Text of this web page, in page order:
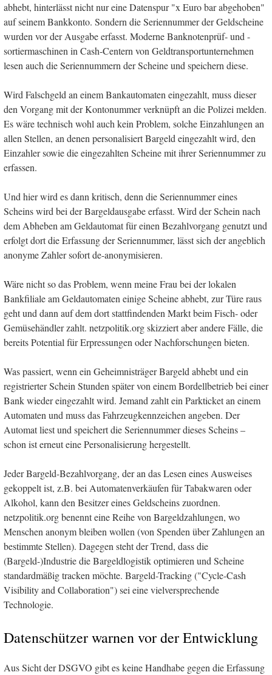
abhebt, hinterlässt nicht nur eine Datenspur "x Euro bar abgehoben"
auf seinem Bankkonto. Sondern die Seriennummer der Geldscheine
wurden vor der Ausgabe erfasst. Moderne Banknotenprüf- und -
sortiermaschinen in Cash-Centern von Geldtransportunternehmen
lesen auch die Seriennummern der Scheine und speichern diese.
Wird Falschgeld an einem Bankautomaten eingezahlt, muss dieser
den Vorgang mit der Kontonummer verknüpft an die Polizei melden.
Es wäre technisch wohl auch kein Problem, solche Einzahlungen an
allen Stellen, an denen personalisiert Bargeld eingezahlt wird, den
Einzahler sowie die eingezahlten Scheine mit ihrer Seriennummer zu
erfassen.
Und hier wird es dann kritisch, denn die Seriennummer eines
Scheins wird bei der Bargeldausgabe erfasst. Wird der Schein nach
dem Abheben am Geldautomat für einen Bezahlvorgang genutzt und
erfolgt dort die Erfassung der Seriennummer, lässt sich der angeblich
anonyme Zahler sofort de-anonymisieren.
Wäre nicht so das Problem, wenn meine Frau bei der lokalen
Bankfiliale am Geldautomaten einige Scheine abhebt, zur Türe raus
geht und dann auf dem dort stattfindenden Markt beim Fisch- oder
Gemüsehändler zahlt. netzpolitik.org skizziert aber andere Fälle, die
bereits Potential für Erpressungen oder Nachforschungen bieten.
Was passiert, wenn ein Geheimnisträger Bargeld abhebt und ein
registrierter Schein Stunden später von einem Bordellbetrieb bei einer
Bank wieder eingezahlt wird. Jemand zahlt ein Parkticket an einem
Automaten und muss das Fahrzeugkennzeichen angeben. Der
Automat liest und speichert die Seriennummer dieses Scheins –
schon ist erneut eine Personalisierung hergestellt.
Jeder Bargeld-Bezahlvorgang, der an das Lesen eines Ausweises
gekoppelt ist, z.B. bei Automatenverkäufen für Tabakwaren oder
Alkohol, kann den Besitzer eines Geldscheins zuordnen.
netzpolitik.org benennt eine Reihe von Bargeldzahlungen, wo
Menschen anonym bleiben wollen (von Spenden über Zahlungen an
bestimmte Stellen). Dagegen steht der Trend, dass die
(Bargeld-)Industrie die Bargeldlogistik optimieren und Scheine
standardmäßig tracken möchte. Bargeld-Tracking ("Cycle-Cash
Visibility and Collaboration") sei eine vielversprechende
Technologie.
Datenschützer warnen vor der Entwicklung
Aus Sicht der DSGVO gibt es keine Handhabe gegen die Erfassung